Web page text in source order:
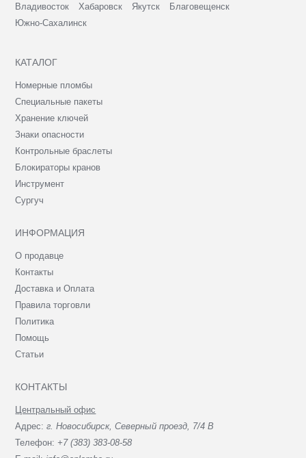
Владивосток Хабаровск Якутск
Благовещенск
Южно-Сахалинск
КАТАЛОГ
Номерные пломбы
Специальные пакеты
Хранение ключей
Знаки опасности
Контрольные браслеты
Блокираторы кранов
Инструмент
Сургуч
ИНФОРМАЦИЯ
О продавце
Контакты
Доставка и Оплата
Правила торговли
Политика
Помощь
Статьи
КОНТАКТЫ
Центральный офис
Адрес:г. Новосибирск, Северный проезд, 7/4 В
Телефон: +7 (383) 383-08-58